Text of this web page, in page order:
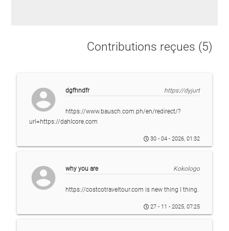
Contributions reçues (5)
account_circle dgfhndfr https://dyjurt
https://www.bausch.com.ph/en/redirect/?
url=https://dahlcore.com
30 - 04 - 2026, 01:32
account_circle why you are Kokologo
https://costcotraveltour.com is new thing I thing.
27 - 11 - 2025, 07:25